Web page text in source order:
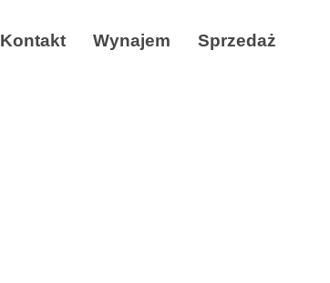
Kontakt Wynajem Sprzedaż